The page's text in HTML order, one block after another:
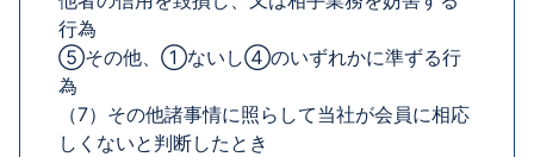
行為
⑤その他、①ないし④のいずれかに準ずる行
為
（7）その他諸事情に照らして当社が会員に相応
しくないと判断したとき